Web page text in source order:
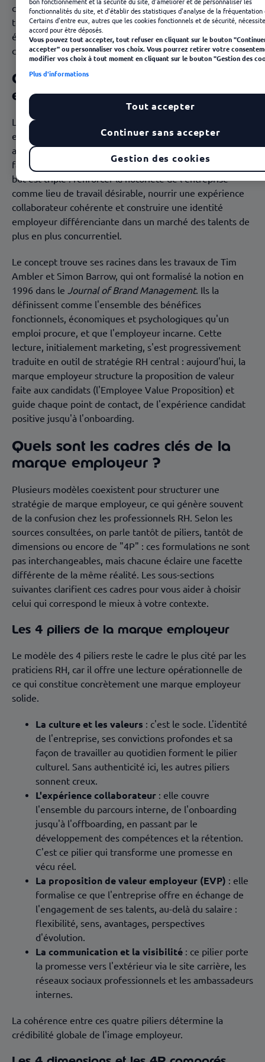
concrètes. Cet article vous propose une clarification
terminologique complète, des cadres opérationnels
éprouvés et un plan d'actions pas à pas adapté aux PME
comme aux ETI.
Qu'est-ce que la marque
employeur ? Définition et origines
La marque employeur désigne l'ensemble des attributs
et des valeurs qu'une organisation met en avant pour
attirer des candidats, engager ses collaborateurs et
favoriser la fidélisation des talents sur le long terme. Son
but est triple : renforcer la notoriété de l'entreprise
comme lieu de travail désirable, nourrir une expérience
collaborateur cohérente et construire une identité
employeur différenciante dans un marché des talents de
plus en plus concurrentiel.
Le concept trouve ses racines dans les travaux de Tim
Ambler et Simon Barrow, qui ont formalisé la notion en
1996 dans le Journal of Brand Management. Ils la
définissent comme l'ensemble des bénéfices
fonctionnels, économiques et psychologiques qu'un
emploi procure, et que l'employeur incarne. Cette
lecture, initialement marketing, s'est progressivement
traduite en outil de stratégie RH central : aujourd'hui, la
marque employeur structure la proposition de valeur
faite aux candidats (l'Employee Value Proposition) et
guide chaque point de contact, de l'expérience candidat
positive jusqu'à l'onboarding.
Quels sont les cadres clés de la
marque employeur ?
Plusieurs modèles coexistent pour structurer une
stratégie de marque employeur, ce qui génère souvent
de la confusion chez les professionnels RH. Selon les
sources consultées, on parle tantôt de piliers, tantôt de
dimensions ou encore de "4P" : ces formulations ne sont
pas interchangeables, mais chacune éclaire une facette
différente de la même réalité. Les sous-sections
suivantes clarifient ces cadres pour vous aider à choisir
celui qui correspond le mieux à votre contexte.
Les 4 piliers de la marque employeur
Le modèle des 4 piliers reste le cadre le plus cité par les
praticiens RH, car il offre une lecture opérationnelle de
ce qui constitue concrètement une marque employeur
solide.
La culture et les valeurs : c'est le socle. L'identité
de l'entreprise, ses convictions profondes et sa
façon de travailler au quotidien forment le pilier
culturel. Sans authenticité ici, les autres piliers
sonnent creux.
L'expérience collaborateur : elle couvre
l'ensemble du parcours interne, de l'onboarding
jusqu'à l'offboarding, en passant par le
développement des compétences et la rétention.
C'est ce pilier qui transforme une promesse en
vécu réel.
La proposition de valeur employeur (EVP) : elle
formalise ce que l'entreprise offre en échange de
l'engagement de ses talents, au-delà du salaire :
flexibilité, sens, avantages, perspectives
d'évolution.
La communication et la visibilité : ce pilier porte
la promesse vers l'extérieur via le site carrière, les
réseaux sociaux professionnels et les ambassadeurs
internes.
La cohérence entre ces quatre piliers détermine la
crédibilité globale de l'image employeur.
bon fonctionnement et la sécurité du site, d'améliorer et de personnaliser les
fonctionnalités du site, et d'établir des statistiques d'analyse de la fréquentation
Certains d'entre eux, autres que les cookies fonctionnels et de sécurité,
accord pour être déposés.
Vous pouvez tout accepter, tout refuser en cliquant sur le bouton
accepter" ou personnaliser vos choix. Vous pourrez retirer votre
modifier vos choix à tout moment en cliquant sur le bouton "Gestion des
Plus d'informations
Gestion des cookies
Continuer sans accepter
Tout accepter